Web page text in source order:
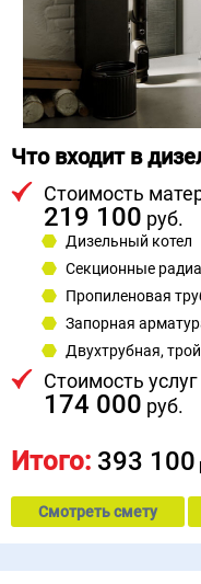
Что входит в
Стоимость
219 100 руб.
Дизельный котел
Секционные
Пропиленовая
Запорная
Двухтрубная,
Стоимость
174 000 руб.
Итого: 393 100
Смотреть смету